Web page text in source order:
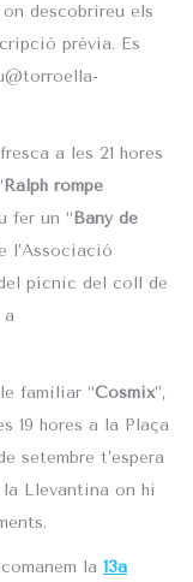
descobrireu els
prèvia. Es
a les 21 hores
Ralph rompe
fer un “Bany de
l’Associació
pícnic del coll de
a
familiar “Cosmix”,
19 hores a la Plaça
setembre t’espera
Llevantina on hi
la 13a